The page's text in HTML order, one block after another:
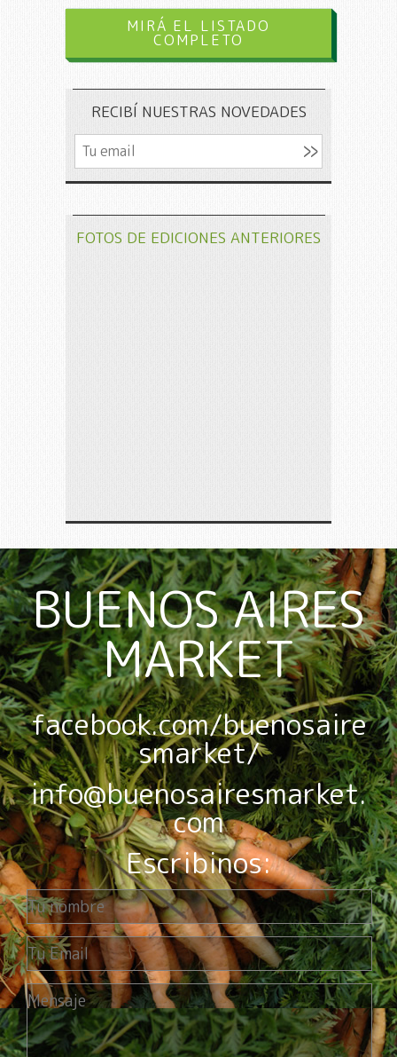
MIRÁ EL LISTADO
COMPLETO
RECIBÍ NUESTRAS NOVEDADES
FOTOS DE EDICIONES ANTERIORES
BUENOS AIRES
MARKET
facebook.com/buenosaire
smarket/
info@buenosairesmarket.
com
Escribinos: